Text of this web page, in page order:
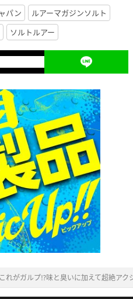
パン
ルアーマガジンソルト
ソルトルアー
これがガルプ⁉味と臭いに加えて超絶ア